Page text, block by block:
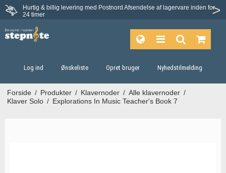
Hurtig & billig levering med Postnord Afsendelse af lagervare inden for
24 timer
Fortrydelsesret på 30 dage
Log ind Ønskeliste Opret bruger Nyhedstilmelding
Forside / Produkter / Klavernoder / Alle klavernoder /
Klaver Solo / Explorations In Music Teacher's Book 7